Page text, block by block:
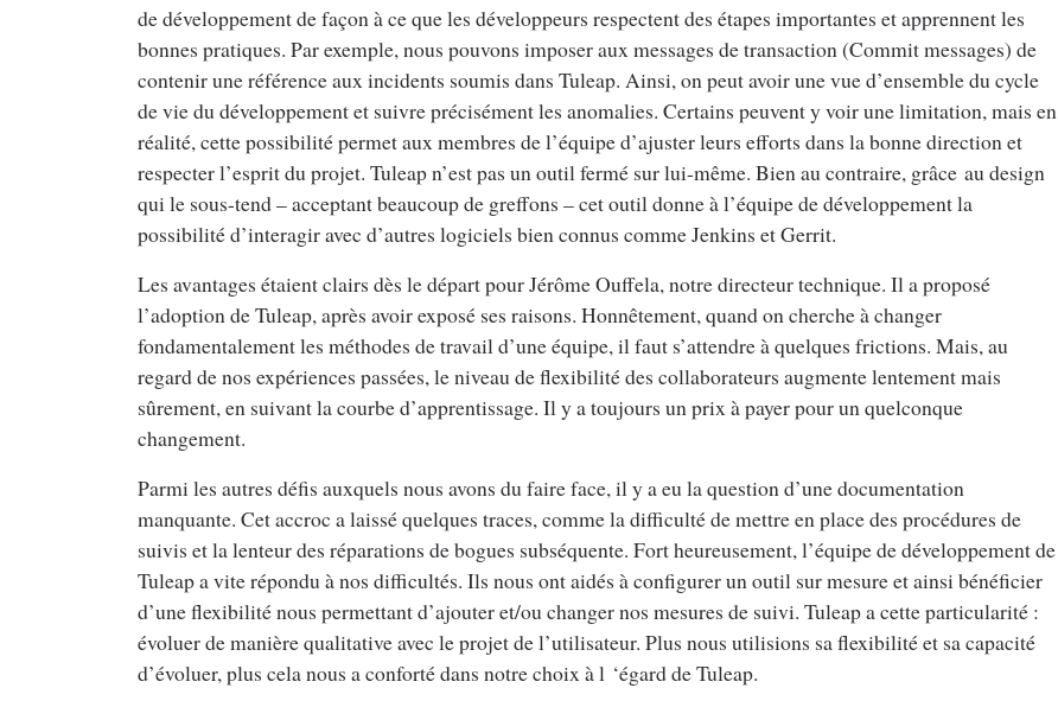
de développement de façon à ce que les développeurs respectent des étapes importantes et apprennent les
bonnes pratiques. Par exemple, nous pouvons imposer aux messages de transaction (Commit messages) de
contenir une référence aux incidents soumis dans Tuleap. Ainsi, on peut avoir une vue d’ensemble du cycle
de vie du développement et suivre précisément les anomalies. Certains peuvent y voir une limitation, mais en
réalité, cette possibilité permet aux membres de l’équipe d’ajuster leurs efforts dans la bonne direction et
respecter l’esprit du projet. Tuleap n’est pas un outil fermé sur lui-même. Bien au contraire, grâce au design
qui le sous-tend – acceptant beaucoup de greffons – cet outil donne à l’équipe de développement la
possibilité d’interagir avec d’autres logiciels bien connus comme Jenkins et Gerrit.
Les avantages étaient clairs dès le départ pour Jérôme Ouffela, notre directeur technique. Il a proposé
l’adoption de Tuleap, après avoir exposé ses raisons. Honnêtement, quand on cherche à changer
fondamentalement les méthodes de travail d’une équipe, il faut s’attendre à quelques frictions. Mais, au
regard de nos expériences passées, le niveau de flexibilité des collaborateurs augmente lentement mais
sûrement, en suivant la courbe d’apprentissage. Il y a toujours un prix à payer pour un quelconque
changement.
Parmi les autres défis auxquels nous avons du faire face, il y a eu la question d’une documentation
manquante. Cet accroc a laissé quelques traces, comme la difficulté de mettre en place des procédures de
suivis et la lenteur des réparations de bogues subséquente. Fort heureusement, l’équipe de développement de
Tuleap a vite répondu à nos difficultés. Ils nous ont aidés à configurer un outil sur mesure et ainsi bénéficier
d’une flexibilité nous permettant d’ajouter et/ou changer nos mesures de suivi. Tuleap a cette particularité :
évoluer de manière qualitative avec le projet de l’utilisateur. Plus nous utilisions sa flexibilité et sa capacité
d’évoluer, plus cela nous a conforté dans notre choix à l ‘égard de Tuleap.